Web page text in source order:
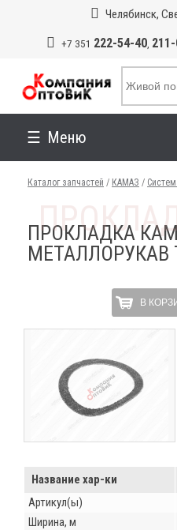
Челябинск,
+7 351 222-54-40,
Меню
Каталог запчастей / КАМАЗ /
ПРОКЛАДКА
МЕТАЛЛОРУКАВ
В
Название хар-ки
Артикул(ы)
Ширина, м